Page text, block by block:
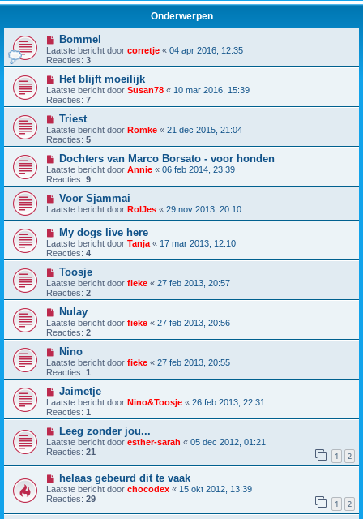
Onderwerpen
Bommel
Laatste bericht door corretje « 04 apr 2016, 12:35
Reacties: 3
Het blijft moeilijk
Laatste bericht door Susan78 « 10 mar 2016, 15:39
Reacties: 7
Triest
Laatste bericht door Romke « 21 dec 2015, 21:04
Reacties: 5
Dochters van Marco Borsato - voor honden
Laatste bericht door Annie « 06 feb 2014, 23:39
Reacties: 9
Voor Sjammai
Laatste bericht door RolJes « 29 nov 2013, 20:10
My dogs live here
Laatste bericht door Tanja « 17 mar 2013, 12:10
Reacties: 4
Toosje
Laatste bericht door fieke « 27 feb 2013, 20:57
Reacties: 2
Nulay
Laatste bericht door fieke « 27 feb 2013, 20:56
Reacties: 2
Nino
Laatste bericht door fieke « 27 feb 2013, 20:55
Reacties: 1
Jaimetje
Laatste bericht door Nino&Toosje « 26 feb 2013, 22:31
Reacties: 1
Leeg zonder jou...
Laatste bericht door esther-sarah « 05 dec 2012, 01:21
Reacties: 21 1 2
helaas gebeurd dit te vaak
Laatste bericht door chocodex « 15 okt 2012, 13:39
Reacties: 29 1 2